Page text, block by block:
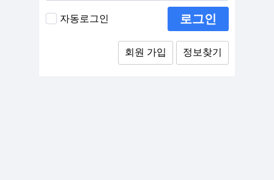
자동로그인 로그인
회원 가입 정보찾기